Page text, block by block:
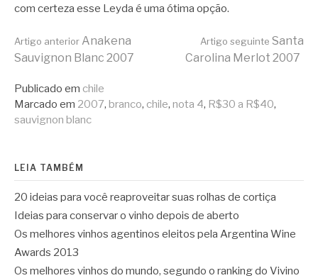
com certeza esse Leyda é uma ótima opção.
Continue
lendo
Artigo anterior Anakena
Sauvignon Blanc 2007
Artigo seguinte Santa
Carolina Merlot 2007
Publicado em chile
Marcado em 2007, branco, chile, nota 4, R$30 a R$40,
sauvignon blanc
LEIA TAMBÉM
20 ideias para você reaproveitar suas rolhas de cortiça
Ideias para conservar o vinho depois de aberto
Os melhores vinhos agentinos eleitos pela Argentina Wine
Awards 2013
Os melhores vinhos do mundo, segundo o ranking do Vivino